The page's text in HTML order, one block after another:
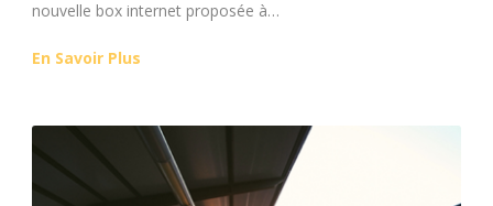
nouvelle box internet proposée à…
En Savoir Plus